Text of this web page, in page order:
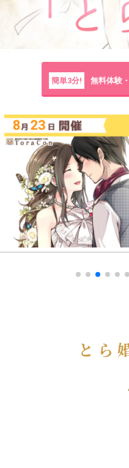
簡単3分! 無料体験
とら